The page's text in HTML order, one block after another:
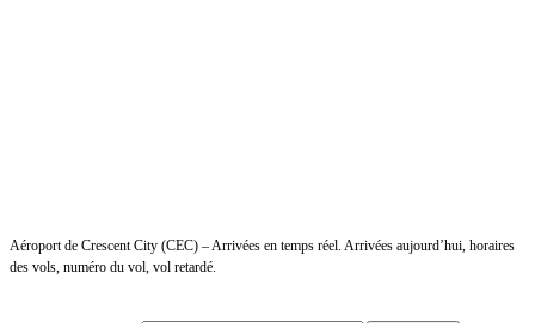
Aéroport de Crescent City (CEC) – Arrivées en temps réel. Arrivées aujourd’hui, horaires
des vols, numéro du vol, vol retardé.